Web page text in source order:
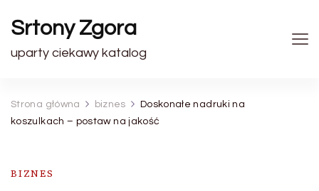
Srtony Zgora
uparty ciekawy katalog
Strona główna biznes
Doskonałe nadruki na
koszulkach – postaw na jakość
BIZNES